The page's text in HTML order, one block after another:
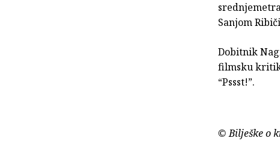
Sanjom
Dobitnik
filmsku
“Pssst!”.
© Bilješke o